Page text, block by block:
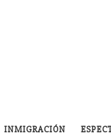
INMIGRACIÓN